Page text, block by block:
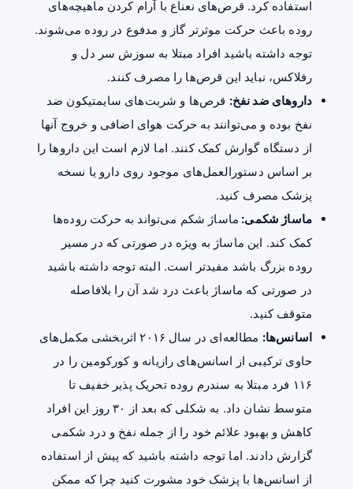
استفاده کرد. قرص‌های نعناع با آرام کردن ماهیچه‌های
روده باعث حرکت موثرتر گاز و مدفوع در روده می‌شوند.
توجه داشته باشید افراد مبتلا به سوزش سر دل و
رفلاکس، نباید این قرص‌ها را مصرف کنند.
داروهای ضد نفخ: قرص‌ها و شربت‌های سایمتیکون ضد
نفخ بوده و می‌توانند به حرکت هوای اضافی و خروج آنها
از دستگاه گوارش کمک کنند. اما لازم است این داروها را
بر اساس دستورالعمل‌های موجود روی دارو یا نسخه
پزشک مصرف کنید.
ماساژ شکمی: ماساژ شکم می‌تواند به حرکت روده‌ها
کمک کند. این ماساژ به ویژه در صورتی که در مسیر
روده بزرگ باشد مفیدتر است. البته توجه داشته باشید
در صورتی که ماساژ باعث درد شد آن را بلافاصله
متوقف کنید.
اسانس‌ها:
مطالعه‌ای در سال ۲۰۱۶ اثربخشی مکمل‌های
حاوی ترکیبی از اسانس‌های رازیانه و کورکومین را در
۱۱۶ فرد مبتلا به سندرم روده تحریک پذیر خفیف تا
متوسط نشان داد. به شکلی که بعد از ۳۰ روز این افراد
کاهش و بهبود علائم خود را از جمله نفخ و درد شکمی
گزارش دادند. اما توجه داشته باشید که پیش از استفاده
از اسانس‌ها با پزشک خود مشورت کنید چرا که ممکن